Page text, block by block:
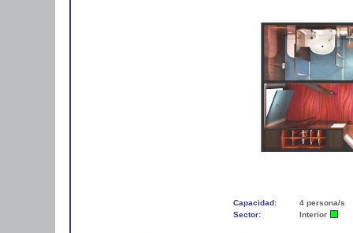
Capacidad:
4 persona/s
Sector:
Interior